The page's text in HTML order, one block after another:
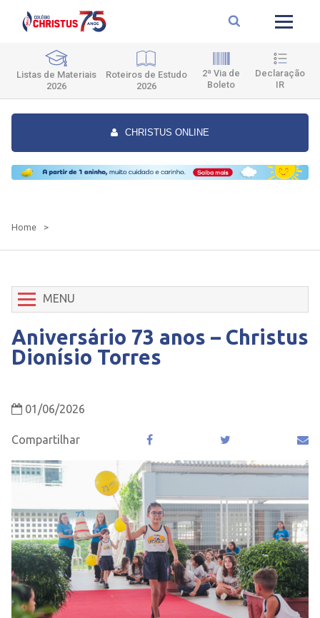
Listas de Materiais
2026
Roteiros de Estudo
2026
2ª Via de
Boleto
Declaração
IR
CHRISTUS ONLINE
Home >
MENU
Aniversário 73 anos – Christus
Dionísio Torres
01/06/2026
Compartilhar